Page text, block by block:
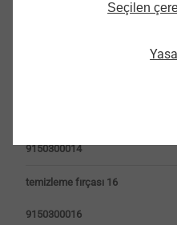
9150300014
temizleme fırçası 16
9150300016
Seçilen